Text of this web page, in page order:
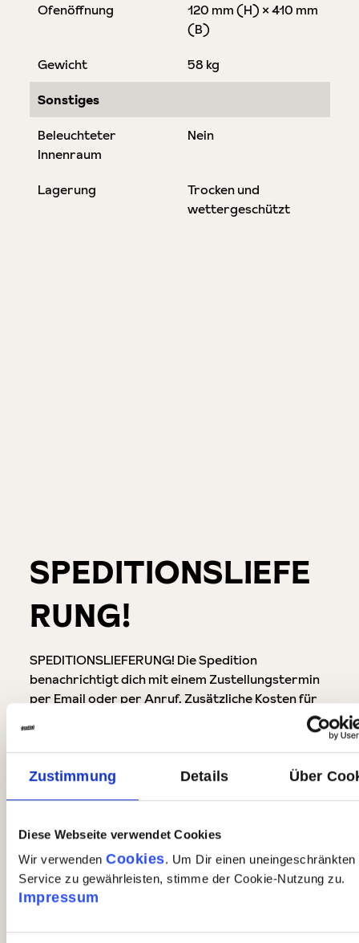
Zustimmung Details Über
Diese Webseite verwendet Cookies
Wir verwenden Cookies. Um Dir einen uneingeschränkten
Service zu gewährleisten, stimme der Cookie-Nutzung zu.
Impressum
Ofenöffnung
120 mm (H) × 410 mm
(B)
Gewicht
58 kg
Sonstiges
Beleuchteter
Innenraum
Nein
Lagerung
Trocken und
wettergeschützt
SPEDITIONSLIEFE
RUNG!
SPEDITIONSLIEFERUNG! Die Spedition
benachrichtigt dich mit einem Zustellungstermin
per Email oder per Anruf. Zusätzliche Kosten für
mehrmalige Zustellungsversuche oder ähnliches
Versandinformation).
Die vollständigen Versandbedingungen findest du
Weitere